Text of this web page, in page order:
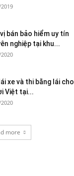
bán bảo hiểm uy tín
nghiệp tại khu...
xe và thi bằng lái cho
Việt tại...
more